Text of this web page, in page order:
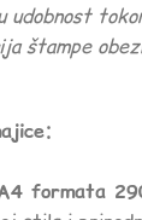
udobnost
štampe
formata